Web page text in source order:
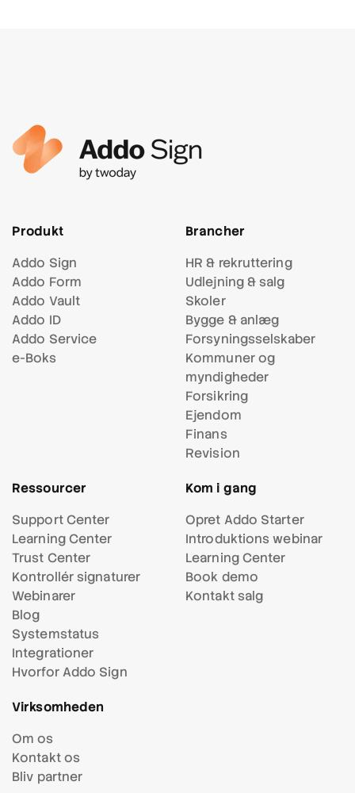
Produkt
Addo Sign
Addo Form
Addo Vault
Addo ID
Addo Service
e-Boks
Brancher
HR & rekruttering
Udlejning & salg
Skoler
Bygge & anlæg
Forsyningsselskaber
Kommuner og
myndigheder
Forsikring
Ejendom
Finans
Revision
Ressourcer
Support Center
Learning Center
Trust Center
Kontrollér signaturer
Webinarer
Blog
Systemstatus
Integrationer
Hvorfor Addo Sign
Kom i gang
Opret Addo Starter
Introduktions webinar
Learning Center
Book demo
Kontakt salg
Virksomheden
Om os
Kontakt os
Bliv partner